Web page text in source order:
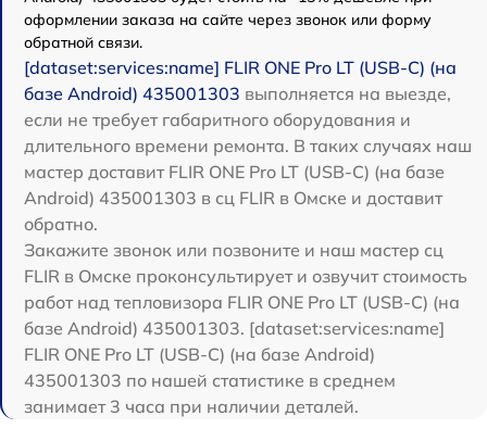
оформлении заказа на сайте через звонок или форму
обратной связи.
[dataset:services:name] FLIR ONE Pro LT (USB-C) (на
базе Android) 435001303 выполняется на выезде,
если не требует габаритного оборудования и
длительного времени ремонта. В таких случаях наш
мастер доставит FLIR ONE Pro LT (USB-C) (на базе
Android) 435001303 в сц FLIR в Омске и доставит
обратно.
Закажите звонок или позвоните и наш мастер сц
FLIR в Омске проконсультирует и озвучит стоимость
работ над тепловизора FLIR ONE Pro LT (USB-C) (на
базе Android) 435001303. [dataset:services:name]
FLIR ONE Pro LT (USB-C) (на базе Android)
435001303 по нашей статистике в среднем
занимает 3 часа при наличии деталей.